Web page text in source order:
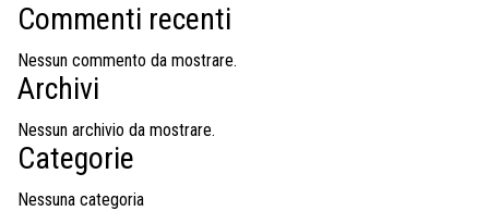
PALAZZO DELLE MUSE
Commenti recenti
Nessun commento da mostrare.
Archivi
Nessun archivio da mostrare.
Categorie
Nessuna categoria